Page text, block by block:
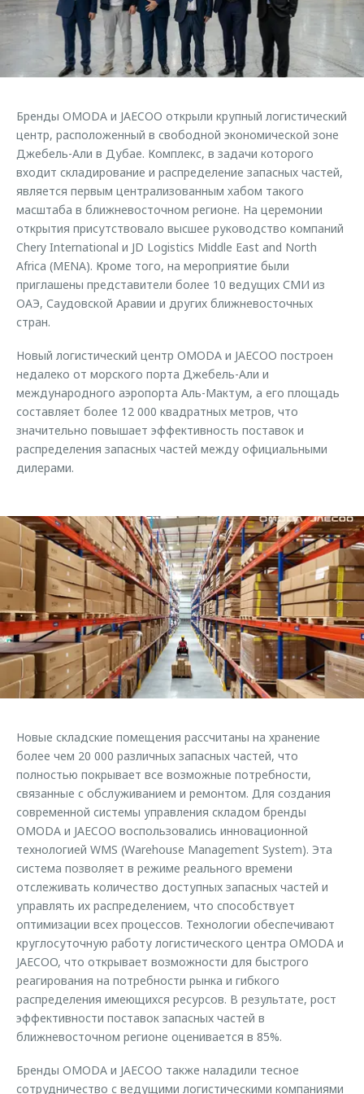
Страхование
Кредитный калькулятор
Аксессуары
Оригинальные аксессуары
Запчасти
Трейд-ин
Калькулятор трейд-ин
Клиентская поддержка
O&J Автоклуб
Клуб владельцев OMODA
Аксессуары
Одежда и сувениры
Оригинальные аксессуары
Запчасти
Обратная связь
Бренды OMODA и JAECOO открыли крупный логистический
центр, расположенный в свободной экономической зоне
Джебель-Али в Дубае. Комплекс, в задачи которого
входит складирование и распределение запасных частей,
является первым централизованным хабом такого
масштаба в ближневосточном регионе. На церемонии
открытия присутствовало высшее руководство компаний
Chery International и JD Logistics Middle East and North
Africa (MENA). Кроме того, на мероприятие были
приглашены представители более 10 ведущих СМИ из
ОАЭ, Саудовской Аравии и других ближневосточных
стран.
Новый логистический центр OMODA и JAECOO построен
недалеко от морского порта Джебель-Али и
международного аэропорта Аль-Мактум, а его площадь
составляет более 12 000 квадратных метров, что
значительно повышает эффективность поставок и
распределения запасных частей между официальными
дилерами.
Новые складские помещения рассчитаны на хранение
более чем 20 000 различных запасных частей, что
полностью покрывает все возможные потребности,
связанные с обслуживанием и ремонтом. Для создания
современной системы управления складом бренды
OMODA и JAECOO воспользовались инновационной
технологией WMS (Warehouse Management System). Эта
система позволяет в режиме реального времени
отслеживать количество доступных запасных частей и
управлять их распределением, что способствует
оптимизации всех процессов. Технологии обеспечивают
круглосуточную работу логистического центра OMODA и
JAECOO, что открывает возможности для быстрого
реагирования на потребности рынка и гибкого
распределения имеющихся ресурсов. В результате, рост
эффективности поставок запасных частей в
ближневосточном регионе оценивается в 85%.
Бренды OMODA и JAECOO также наладили тесное
сотрудничество с ведущими логистическими компаниями